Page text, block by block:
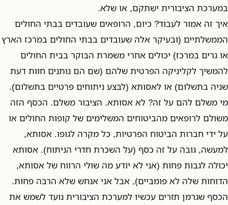
במערכת הציבורית ישתקם, או שלא.
איך זה אמור לעבוד? כיום, הרופאים שעובדים בבתי החולים
הממשלתיים (ובעיקר אלה שעובדים בבתי החולים במרכז הארץ
או גרים במרכז) יכולים אחרי משמרת הבוקר בבית החולים
להמשיך לקליניקה הפרטית שלהם (שם הם נותנים חוות דעת
שניה בתשלום) או לאסותא (לבצע ניתוחים פרטיים בתשלום).
מי משלם להם על זה? לא אסותא. הציבור משלם. הכסף הזה
משולם לרופאים מהביטוחים המשלימים של קופות החולים או
על ידי חברות הביטוח הפרטיות, כל מקרה לגופו. אסותא,
למעשה, גובה על זה כסף (על השכרת חדרי הניתוח). אסותא
יכולה לגבות פחות (אני לא יודע מה שולי הרווח של אסותא,
הדוחות שלה לא פומביים), אבל אני אנחש שלא הרבה פחות.
הכסף שגרמן תזרים עכשיו למערכת הציבורית נועד לשמש את